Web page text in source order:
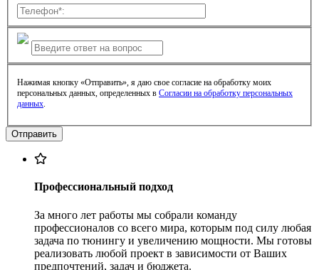
Нажимая кнопку «Отправить», я даю свое согласие на обработку моих
персональных данных, определенных в Согласии на обработку персональных
данных.
Профессиональный подход
За много лет работы мы собрали команду
профессионалов со всего мира, которым под силу любая
задача по тюнингу и увеличению мощности. Мы готовы
реализовать любой проект в зависимости от Ваших
предпочтений, задач и бюджета.